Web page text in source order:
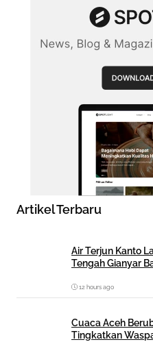
Artikel Terbaru
Air Terjun Kanto
Tengah Gianyar
12 hours ago
Cuaca Aceh
Tingkatkan